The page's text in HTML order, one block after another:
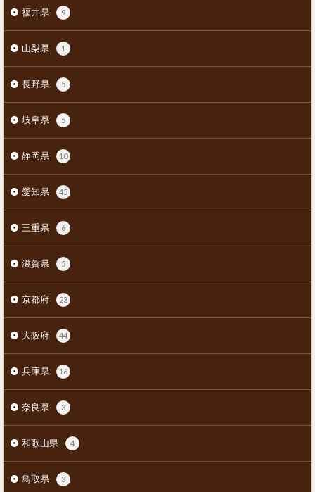
福井県 9
山梨県 1
長野県 5
岐阜県 5
静岡県 10
愛知県 45
三重県 6
滋賀県 5
京都府 23
大阪府 44
兵庫県 16
奈良県 3
和歌山県 4
鳥取県 3